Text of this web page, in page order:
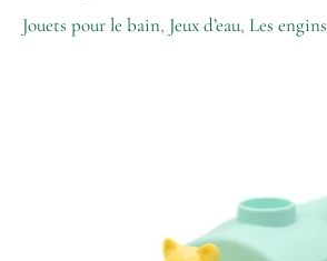
Jouets pour le bain, Jeux d’eau, Les engins